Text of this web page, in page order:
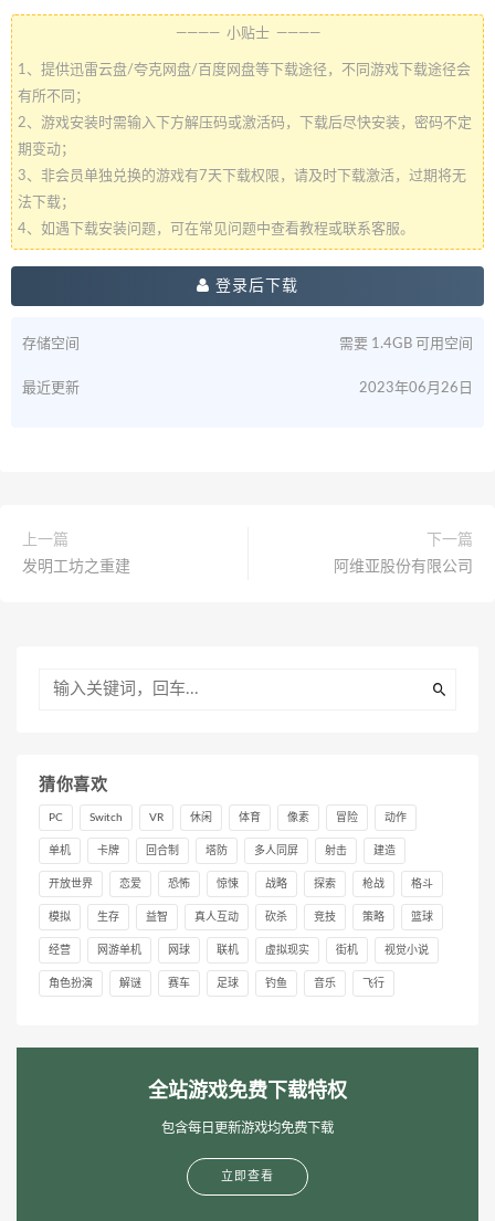
———— 小贴士 ————
1、提供迅雷云盘/夸克网盘/百度网盘等下载途径，不同游戏下载途径会
有所不同；
2、游戏安装时需输入下方解压码或激活码，下载后尽快安装，密码不定
期变动；
3、非会员单独兑换的游戏有7天下载权限，请及时下载激活，过期将无
法下载；
4、如遇下载安装问题，可在常见问题中查看教程或联系客服。
登录后下载
存储空间 需要 1.4GB 可用空间
最近更新 2023年06月26日
上一篇
发明工坊之重建
下一篇
阿维亚股份有限公司
猜你喜欢
PC Switch VR 休闲 体育 像素 冒险 动作
单机 卡牌 回合制 塔防 多人同屏 射击 建造
开放世界 恋爱 恐怖 惊悚 战略 探索 枪战 格斗
模拟 生存 益智 真人互动 砍杀 竞技 策略 篮球
经营 网游单机 网球 联机 虚拟现实 街机 视觉小说
角色扮演 解谜 赛车 足球 钓鱼 音乐 飞行
全站游戏免费下载特权
包含每日更新游戏均免费下载
立即查看